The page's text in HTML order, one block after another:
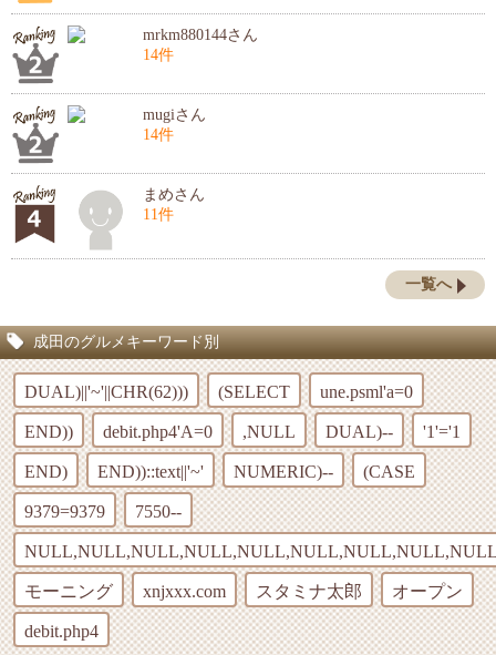
mrkm880144さん
14件
mugiさん
14件
まめさん
11件
一覧へ
成田のグルメキーワード別
DUAL)||'~'||CHR(62))) (SELECT une.psml'a=0
END)) debit.php4'A=0 ,NULL DUAL)-- '1'='1
END) END))::text||'~' NUMERIC)-- (CASE
9379=9379 7550--
モーニング xnjxxx.com スタミナ太郎 オープン
debit.php4